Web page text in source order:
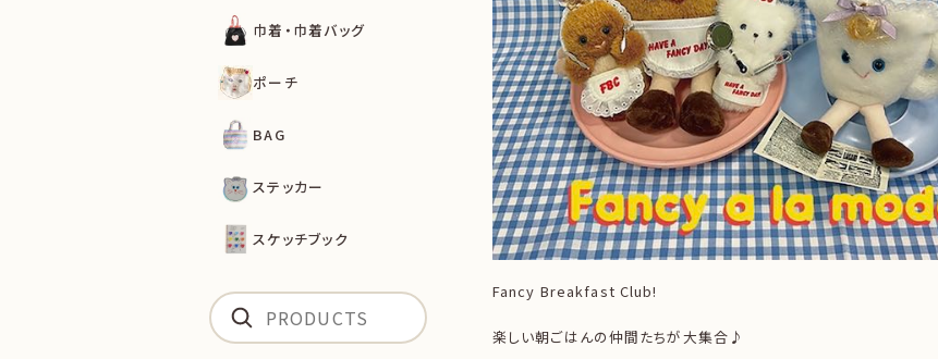
Fancy Breakfast Club!
楽しい朝ごはんの仲間たちが大集合♪
巾着・巾着バッグ
ポーチ
BAG
ステッカー
スケッチブック